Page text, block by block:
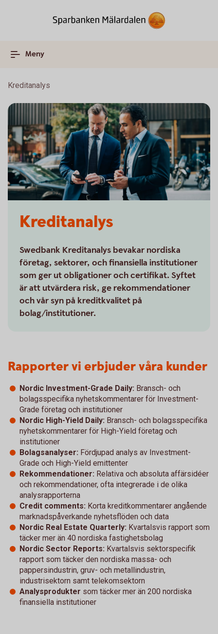
Meny
Kreditanalys
Kreditanalys
Swedbank Kreditanalys bevakar nordiska
företag, sektorer, och finansiella institutioner
som ger ut obligationer och certifikat. Syftet
är att utvärdera risk, ge rekommendationer
och vår syn på kreditkvalitet på
bolag/institutioner.
Rapporter vi erbjuder våra kunder
Nordic Investment-Grade Daily: Bransch- och
bolagsspecifika nyhetskommentarer för Investment-
Grade företag och institutioner
Nordic High-Yield Daily: Bransch- och bolagsspecifika
nyhetskommentarer för High-Yield företag och
institutioner
Bolagsanalyser: Fördjupad analys av Investment-
Grade och High-Yield emittenter
Rekommendationer: Relativa och absoluta affärsidéer
och rekommendationer, ofta integrerade i de olika
analysrapporterna
Credit comments: Korta kreditkommentarer angående
marknadspåverkande nyhetsflöden och data
Nordic Real Estate Quarterly: Kvartalsvis rapport som
täcker mer än 40 nordiska fastighetsbolag
Nordic Sector Reports: Kvartalsvis sektorspecifik
rapport som täcker den nordiska massa- och
pappersindustrin, gruv- och metallindustrin,
industrisektorn samt telekomsektorn
Analysprodukter som täcker mer än 200 nordiska
finansiella institutioner